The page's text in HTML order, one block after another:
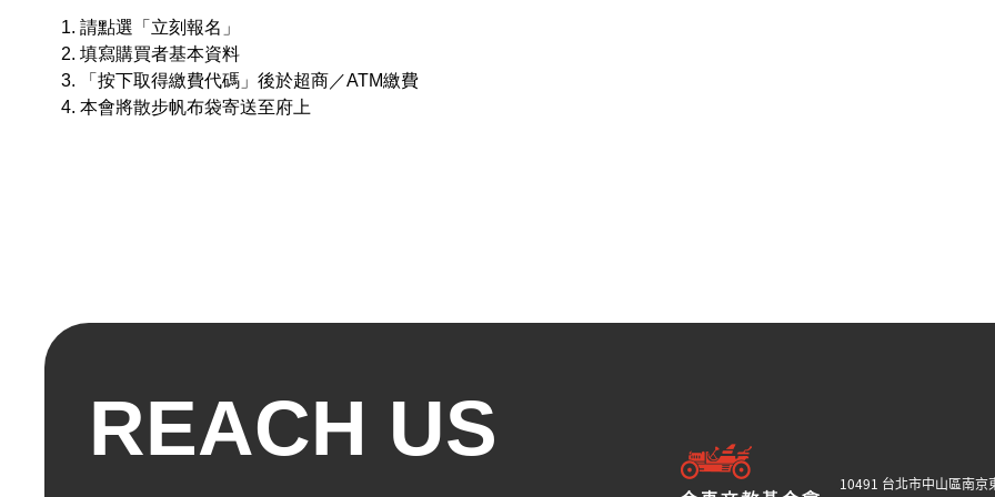
請點選「立刻報名」
填寫購買者基本資料
「按下取得繳費代碼」後於超商／ATM繳費
本會將散步帆布袋寄送至府上
REACH US
10491 台北市中山區南京